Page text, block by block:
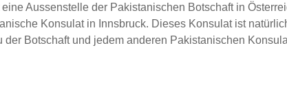
Aussenstelle der Pakistanischen Botschaft in
Konsulat in Innsbruck. Dieses Konsulat ist
Botschaft und jedem anderen Pakistanischen